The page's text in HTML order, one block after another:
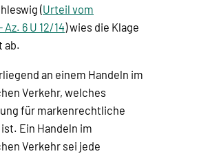
(Urteil vom
Az. 6 U 12/14) wies die Klage
ab.
an einem Handeln im
Verkehr, welches
für markenrechtliche
Ein Handeln im
Verkehr sei jede